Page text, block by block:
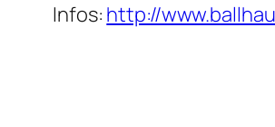
Infos: http://